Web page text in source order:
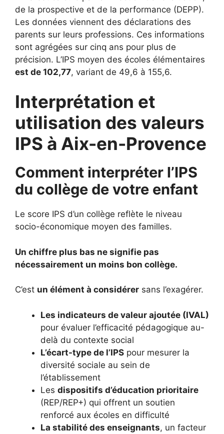
de la prospective et de la performance (DEPP).
Les données viennent des déclarations des
parents sur leurs professions. Ces informations
sont agrégées sur cinq ans pour plus de
précision. L’IPS moyen des écoles élémentaires
est de 102,77, variant de 49,6 à 155,6.
Interprétation et
utilisation des valeurs
IPS à Aix-en-Provence
Comment interpréter l’IPS
du collège de votre enfant
Le score IPS d’un collège reflète le niveau
socio-économique moyen des familles.
Un chiffre plus bas ne signifie pas
nécessairement un moins bon collège.
C’est un élément à considérer sans l’exagérer.
Les indicateurs de valeur ajoutée (IVAL)
pour évaluer l’efficacité pédagogique au-
delà du contexte social
L’écart-type de l’IPS pour mesurer la
diversité sociale au sein de
l’établissement
Les dispositifs d’éducation prioritaire
(REP/REP+) qui offrent un soutien
renforcé aux écoles en difficulté
La stabilité des enseignants, un facteur